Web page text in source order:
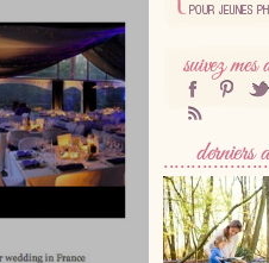
POUR
SUIVEZ
facebook
RSS
DERNIÈRES